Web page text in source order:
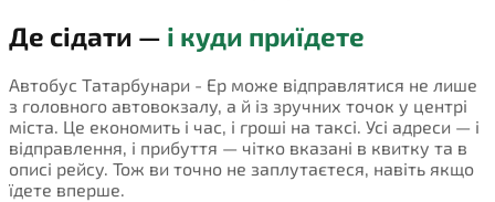
Де сідати — і куди приїдете
Автобус Татарбунари - Ер може відправлятися не лише
з головного автовокзалу, а й із зручних точок у центрі
міста. Це економить і час, і гроші на таксі. Усі адреси — і
відправлення, і прибуття — чітко вказані в квитку та в
описі рейсу. Тож ви точно не заплутаєтеся, навіть якщо
їдете вперше.